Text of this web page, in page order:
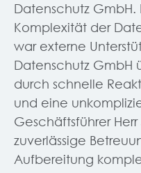
Datenschutz
Komplexität der
war externe
Datenschutz GmbH
durch schnelle
und eine
Geschäftsführer
zuverlässige
Aufbereitung